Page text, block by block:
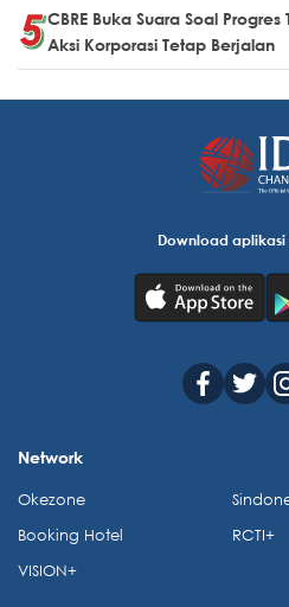
CBRE Buka Suara Soal
Aksi Korporasi Tetap Berjalan
Download aplikasi
Network
Okezone
Booking Hotel
VISION+
RCTI+